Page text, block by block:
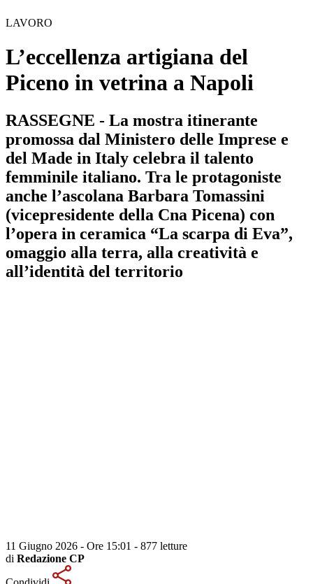
LAVORO
L’eccellenza artigiana del
Piceno in vetrina a Napoli
RASSEGNE - La mostra itinerante
promossa dal Ministero delle Imprese e
del Made in Italy celebra il talento
femminile italiano. Tra le protagoniste
anche l’ascolana Barbara Tomassini
(vicepresidente della Cna Picena) con
l’opera in ceramica “La scarpa di Eva”,
omaggio alla terra, alla creatività e
all’identità del territorio
11 Giugno 2026 - Ore 15:01 - 877 letture
di Redazione CP